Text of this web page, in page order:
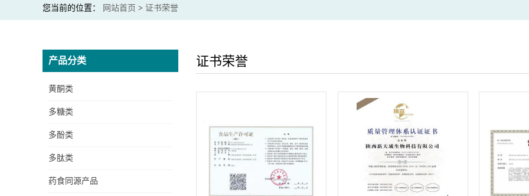
您当前的位置： 网站首页 > 证书荣誉
产品分类
黄酮类
多糖类
多酚类
多肽类
药食同源产品
证书荣誉